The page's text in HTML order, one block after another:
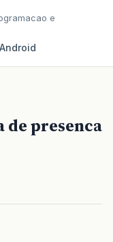
e
Android
de presenca